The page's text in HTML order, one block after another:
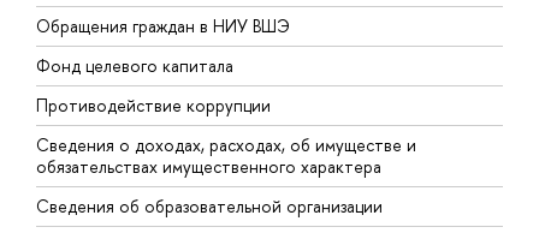
Обращения граждан в НИУ ВШЭ
Фонд целевого капитала
Противодействие коррупции
Сведения о доходах, расходах, об имуществе и
обязательствах имущественного характера
Сведения об образовательной организации